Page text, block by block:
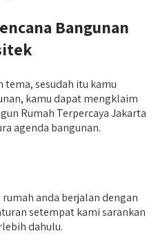
Bangunan
tema, sesudah itu kamu
kamu dapat mengklaim
Rumah Terpercaya Jakarta
agenda bangunan.
anda berjalan dengan
setempat kami sarankan
dahulu.